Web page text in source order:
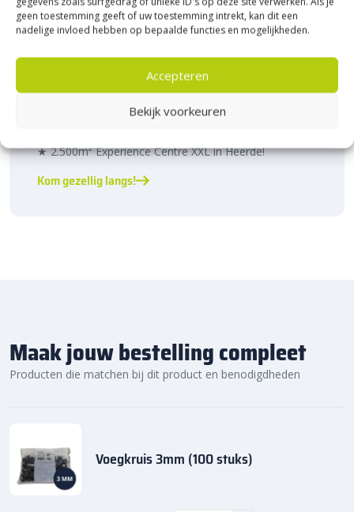
geen toestemming geeft of uw toestemming intrekt, kan dit een
nadelige invloed hebben op bepaalde functies en mogelijkheden.
Accepteren
Bekijk voorkeuren
Bezoek Experience Centre XXL
Bijna het gehele Kijlstra assortiment vind je in het
★ 2.500m² Experience Centre XXL in Heerde!
Kom gezellig langs!
Maak jouw bestelling compleet
Producten die matchen bij dit product en benodigdheden
Voegkruis 3mm (100 stuks)